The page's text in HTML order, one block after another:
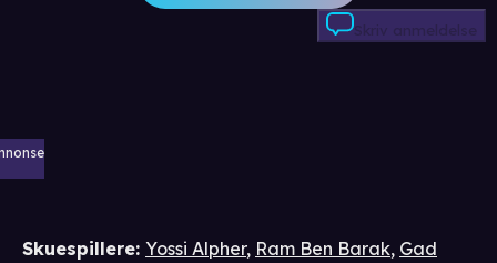
Skriv anmeldelse
Skuespillere: Yossi Alpher, Ram Ben Barak, Gad